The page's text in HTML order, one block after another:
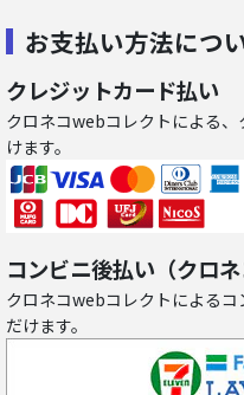
お支払い方法につ
クレジットカード払い
クロネコwebコレクトによる
けます。
コンビニ後払い（クロ
クロネコwebコレクトによる
だけます。